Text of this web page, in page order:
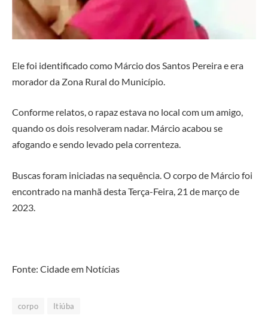
Ele foi identificado como Márcio dos Santos Pereira e era
morador da Zona Rural do Município.
Conforme relatos, o rapaz estava no local com um amigo,
quando os dois resolveram nadar. Márcio acabou se
afogando e sendo levado pela correnteza.
Buscas foram iniciadas na sequência. O corpo de Márcio foi
encontrado na manhã desta Terça-Feira, 21 de março de
2023.
Fonte: Cidade em Notícias
corpo Itiúba